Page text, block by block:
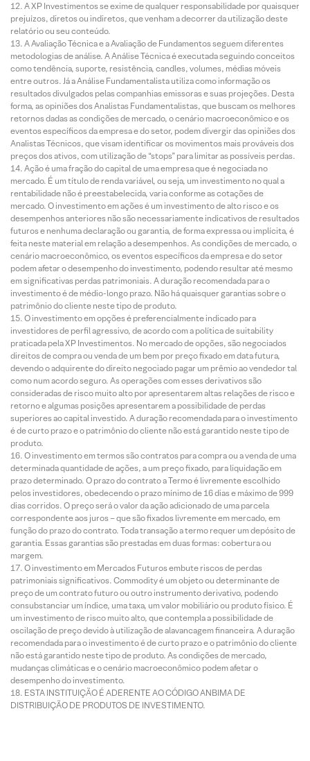
A XP Investimentos se exime de qualquer responsabilidade por quaisquer
prejuízos, diretos ou indiretos, que venham a decorrer da utilização deste
relatório ou seu conteúdo.
A Avaliação Técnica e a Avaliação de Fundamentos seguem diferentes
metodologias de análise. A Análise Técnica é executada seguindo conceitos
como tendência, suporte, resistência, candles, volumes, médias móveis
entre outros. Já a Análise Fundamentalista utiliza como informação os
resultados divulgados pelas companhias emissoras e suas projeções. Desta
forma, as opiniões dos Analistas Fundamentalistas, que buscam os melhores
retornos dadas as condições de mercado, o cenário macroeconômico e os
eventos específicos da empresa e do setor, podem divergir das opiniões dos
Analistas Técnicos, que visam identificar os movimentos mais prováveis dos
preços dos ativos, com utilização de “stops” para limitar as possíveis perdas.
Ação é uma fração do capital de uma empresa que é negociada no
mercado. É um título de renda variável, ou seja, um investimento no qual a
rentabilidade não é preestabelecida, varia conforme as cotações de
mercado. O investimento em ações é um investimento de alto risco e os
desempenhos anteriores não são necessariamente indicativos de resultados
futuros e nenhuma declaração ou garantia, de forma expressa ou implícita, é
feita neste material em relação a desempenhos. As condições de mercado, o
cenário macroeconômico, os eventos específicos da empresa e do setor
podem afetar o desempenho do investimento, podendo resultar até mesmo
em significativas perdas patrimoniais. A duração recomendada para o
investimento é de médio-longo prazo. Não há quaisquer garantias sobre o
patrimônio do cliente neste tipo de produto.
O investimento em opções é preferencialmente indicado para
investidores de perfil agressivo, de acordo com a política de suitability
praticada pela XP Investimentos. No mercado de opções, são negociados
direitos de compra ou venda de um bem por preço fixado em data futura,
devendo o adquirente do direito negociado pagar um prêmio ao vendedor tal
como num acordo seguro. As operações com esses derivativos são
consideradas de risco muito alto por apresentarem altas relações de risco e
retorno e algumas posições apresentarem a possibilidade de perdas
superiores ao capital investido. A duração recomendada para o investimento
é de curto prazo e o patrimônio do cliente não está garantido neste tipo de
produto.
O investimento em termos são contratos para compra ou a venda de uma
determinada quantidade de ações, a um preço fixado, para liquidação em
prazo determinado. O prazo do contrato a Termo é livremente escolhido
pelos investidores, obedecendo o prazo mínimo de 16 dias e máximo de 999
dias corridos. O preço será o valor da ação adicionado de uma parcela
correspondente aos juros – que são fixados livremente em mercado, em
função do prazo do contrato. Toda transação a termo requer um depósito de
garantia. Essas garantias são prestadas em duas formas: cobertura ou
margem.
O investimento em Mercados Futuros embute riscos de perdas
patrimoniais significativos. Commodity é um objeto ou determinante de
preço de um contrato futuro ou outro instrumento derivativo, podendo
consubstanciar um índice, uma taxa, um valor mobiliário ou produto físico. É
um investimento de risco muito alto, que contempla a possibilidade de
oscilação de preço devido à utilização de alavancagem financeira. A duração
recomendada para o investimento é de curto prazo e o patrimônio do cliente
não está garantido neste tipo de produto. As condições de mercado,
mudanças climáticas e o cenário macroeconômico podem afetar o
desempenho do investimento.
ESTA INSTITUIÇÃO É ADERENTE AO CÓDIGO ANBIMA DE
DISTRIBUIÇÃO DE PRODUTOS DE INVESTIMENTO.